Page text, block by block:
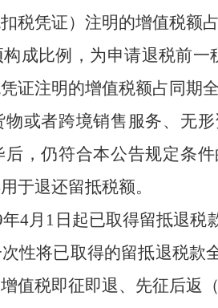
税凭证）注明的增值税额
比例，为申请退税前一
证注明的增值税额占同期
者跨境销售服务、无形
，仍符合本公告规定条
于退还留抵税额。
年4月 1 日起已取得留抵退税
次性将已取得的留抵退税
值税即征即退、先征后返（